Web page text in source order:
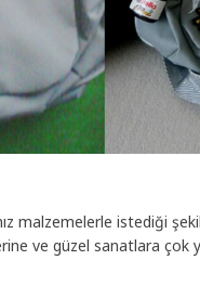
malzemelerle istediği
ve güzel sanatlara çok